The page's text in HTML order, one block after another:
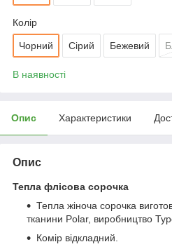
Колір
Чорний Сірий Бежевий
В наявності
Опис Характеристики
Опис
Тепла флісова сорочка
Тепла жіноча сорочка
тканини Polar, виробництво
Комір відкладний.